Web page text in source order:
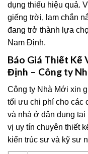
dụng thiếu hiệu quả.
giếng trời, lam chắn
đang trở thành lựa
Nam Định.
Báo Giá Thiết Kế
Định – Công ty
Công ty Nhà Mới xin
tối ưu chi phí cho các
và nhà ở dân dụng
vị uy tín chuyên thiết
kiến trúc sư và kỹ sư